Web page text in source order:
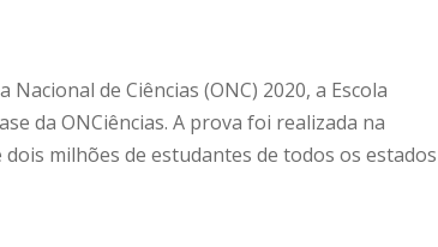
de Ciências (ONC) 2020, a Escola
da ONCiências. A prova foi realizada na
milhões de estudantes de todos os estados